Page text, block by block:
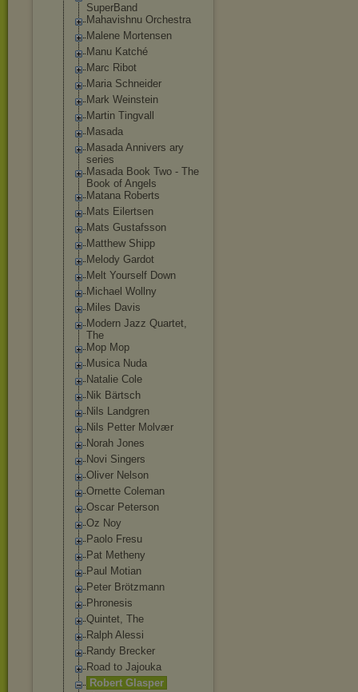
SuperBand
Mahavishnu Orchestra
Malene Mortensen
Manu Katché
Marc Ribot
Maria Schneider
Mark Weinstein
Martin Tingvall
Masada
Masada Annivers ary
series
Masada Book Two - The
Book of Angels
Matana Roberts
Mats Eilertsen
Mats Gustafsson
Matthew Shipp
Melody Gardot
Melt Yourself Down
Michael Wollny
Miles Davis
Modern Jazz Quartet,
The
Mop Mop
Musica Nuda
Natalie Cole
Nik Bärtsch
Nils Landgren
Nils Petter Molvær
Norah Jones
Novi Singers
Oliver Nelson
Ornette Coleman
Oscar Peterson
Oz Noy
Paolo Fresu
Pat Metheny
Paul Motian
Peter Brötzmann
Phronesis
Quintet, The
Ralph Alessi
Randy Brecker
Road to Jajouka
Robert Glasper